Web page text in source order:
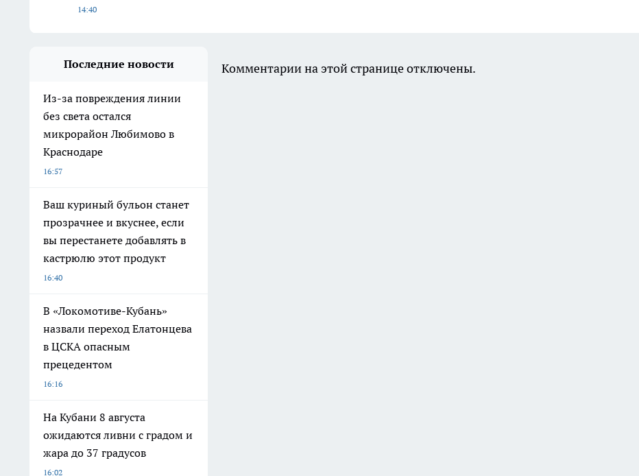
14:40
Последние новости
Из-за повреждения линии
без света остался
микрорайон Любимово в
Краснодаре
16:57
Ваш куриный бульон станет
прозрачнее и вкуснее, если
вы перестанете добавлять в
кастрюлю этот продукт
16:40
В «Локомотиве-Кубань»
назвали переход Елатонцева
в ЦСКА опасным
прецедентом
16:16
На Кубани 8 августа
ожидаются ливни с градом и
жара до 37 градусов
16:02
Комментарии на этой странице отключены.